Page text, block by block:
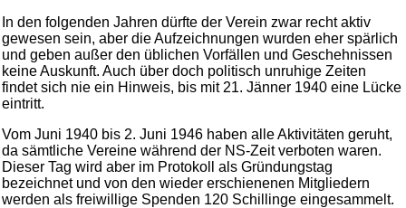
In den folgenden Jahren dürfte der Verein zwar recht aktiv
gewesen sein, aber die Aufzeichnungen wurden eher spärlich
und geben außer den üblichen Vorfällen und Geschehnissen
keine Auskunft. Auch über doch politisch unruhige Zeiten
findet sich nie ein Hinweis, bis mit 21. Jänner 1940 eine Lücke
eintritt.
Vom Juni 1940 bis 2. Juni 1946 haben alle Aktivitäten geruht,
da sämtliche Vereine während der NS-Zeit verboten waren.
Dieser Tag wird aber im Protokoll als Gründungstag
bezeichnet und von den wieder erschienenen Mitgliedern
werden als freiwillige Spenden 120 Schillinge eingesammelt.